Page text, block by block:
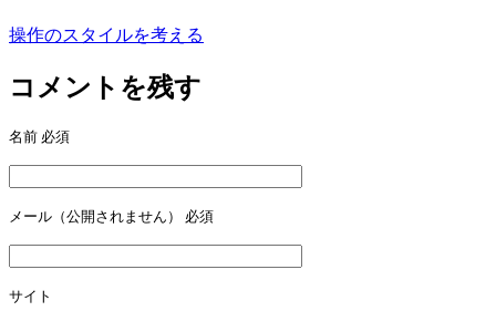
操作のスタイルを考える
コメントを残す
名前 必須
メール（公開されません） 必須
サイト